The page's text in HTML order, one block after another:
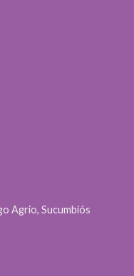
Agrio, Sucumbiós